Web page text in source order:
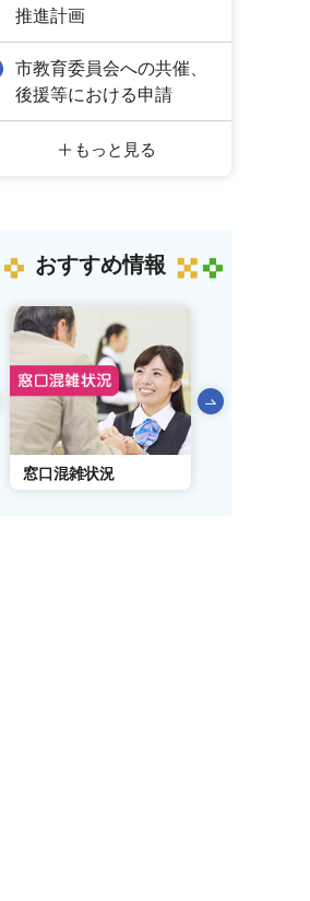
推進計画
市教育委員会への共催、
後援等における申請
もっと見る
おすすめ情報
前のスライドを表示
窓口混雑状況